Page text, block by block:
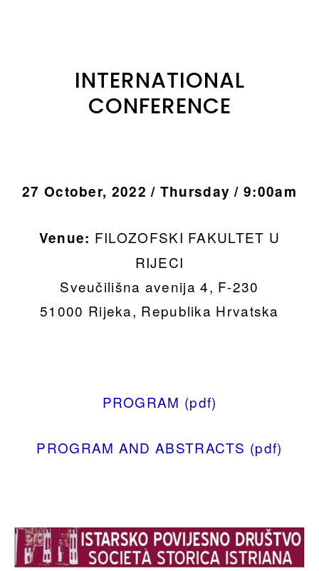
INTERNATIONAL
CONFERENCE
27 October, 2022 / Thursday / 9:00am
Venue: FILOZOFSKI FAKULTET U
RIJECI
Sveučilišna avenija 4, F-230
51000 Rijeka, Republika Hrvatska
PROGRAM (pdf)
PROGRAM AND ABSTRACTS (pdf)